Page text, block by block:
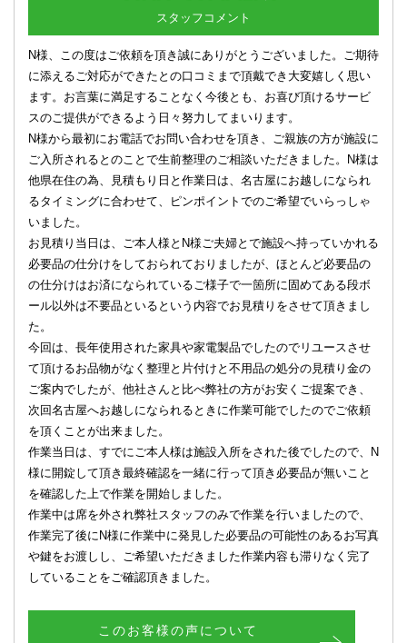
スタッフコメント
N様、この度はご依頼を頂き誠にありがとうございました。ご期待
に添えるご対応ができたとの口コミまで頂戴でき大変嬉しく思い
ます。お言葉に満足することなく今後とも、お喜び頂けるサービ
スのご提供ができるよう日々努力してまいります。
N様から最初にお電話でお問い合わせを頂き、ご親族の方が施設に
ご入所されるとのことで生前整理のご相談いただきました。N様は
他県在住の為、見積もり日と作業日は、名古屋にお越しになられ
るタイミングに合わせて、ピンポイントでのご希望でいらっしゃ
いました。
お見積り当日は、ご本人様とN様ご夫婦とで施設へ持っていかれる
必要品の仕分けをしておられておりましたが、ほとんど必要品の
の仕分けはお済になられているご様子で一箇所に固めてある段ボ
ール以外は不要品といるという内容でお見積りをさせて頂きまし
た。
今回は、長年使用された家具や家電製品でしたのでリユースさせ
て頂けるお品物がなく整理と片付けと不用品の処分の見積り金の
ご案内でしたが、他社さんと比べ弊社の方がお安くご提案でき、
次回名古屋へお越しになられるときに作業可能でしたのでご依頼
を頂くことが出来ました。
作業当日は、すでにご本人様は施設入所をされた後でしたので、N
様に開錠して頂き最終確認を一緒に行って頂き必要品が無いこと
を確認した上で作業を開始しました。
作業中は席を外され弊社スタッフのみで作業を行いましたので、
作業完了後にN様に作業中に発見した必要品の可能性のあるお写真
や鍵をお渡しし、ご希望いただきました作業内容も滞りなく完了
していることをご確認頂きました。
このお客様の声について